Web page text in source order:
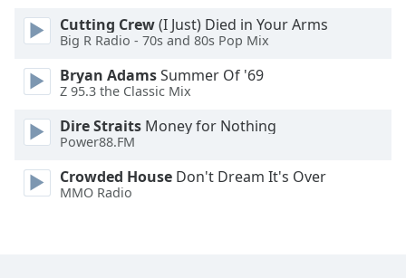
Color
Opacity
Font
Size
Text
Cutting Crew(I Just) Died in Your Arms
Big R Radio - 70s and 80s Pop Mix
Bryan AdamsSummer Of '69
Z 95.3 the Classic Mix
Dire Straits Money for Nothing
Power88.FM
Crowded House Don't Dream It's Over
MMO Radio